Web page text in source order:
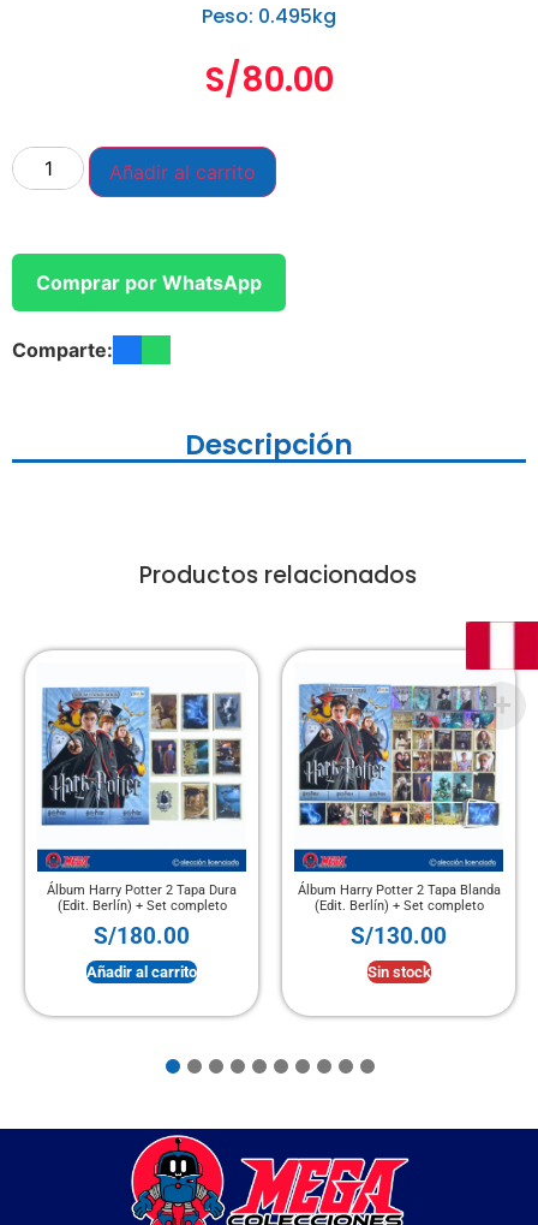
Peso: 0.495kg
S/80.00
Añadir al carrito
Comprar por WhatsApp
Comparte:
Descripción
Productos relacionados
Álbum Harry Potter 2 Tapa Dura
(Edit. Berlín) + Set completo
S/180.00
Añadir al carrito
Álbum Harry Potter 2 Tapa Blanda
(Edit. Berlín) + Set completo
S/130.00
Sin stock